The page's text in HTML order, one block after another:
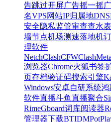
告跳过开屏广告摇一摇
名VPS网站IP归属地DNS
安全隐私监管审查查水表
墙节点机场测速落地机
理软件
NetchClashCFWClashMeta
浏览器Chrome火狐书签
页存档验证码搜索引擎
Windows安卓自研系统鸿
软件直播斗鱼直播聚合
RimeGboard词库阅读器
管理器下载BTIDM